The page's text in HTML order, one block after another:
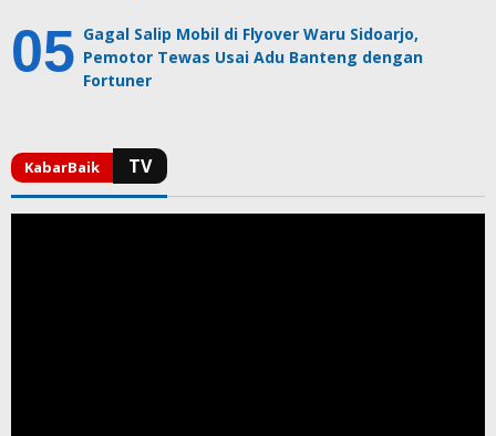
Gagal Salip Mobil di Flyover Waru Sidoarjo,
Pemotor Tewas Usai Adu Banteng dengan
Fortuner